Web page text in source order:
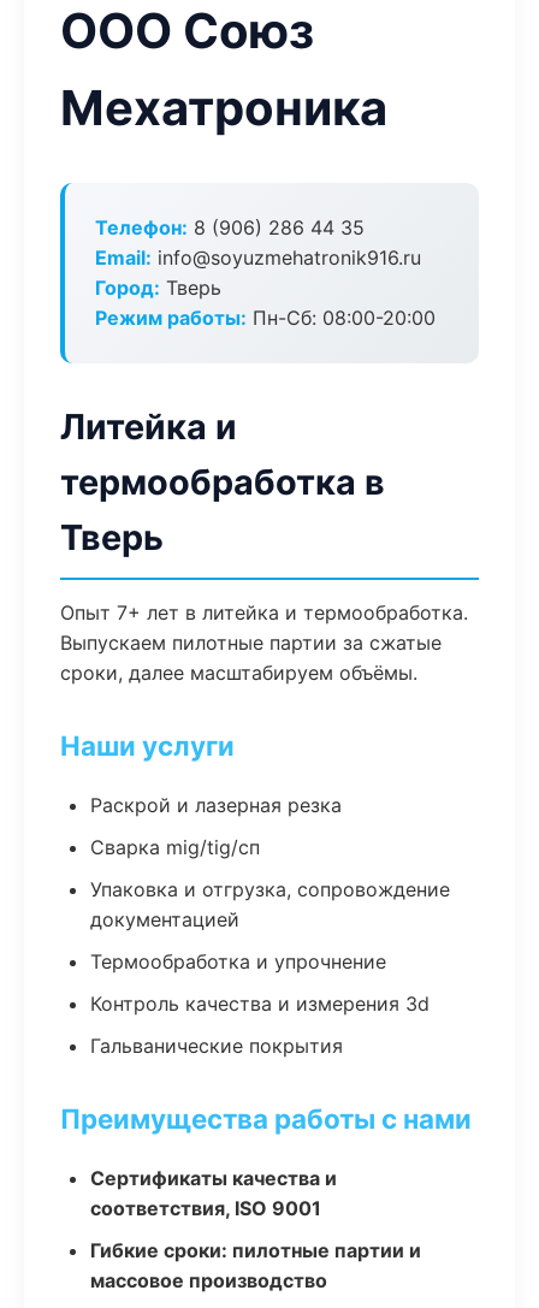
ООО Союз
Мехатроника
Телефон: 8 (906) 286 44 35
Email: info@soyuzmehatronik916.ru
Город: Тверь
Режим работы: Пн-Сб: 08:00-20:00
Литейка и
термообработка в
Тверь
Опыт 7+ лет в литейка и термообработка.
Выпускаем пилотные партии за сжатые
сроки, далее масштабируем объёмы.
Наши услуги
Раскрой и лазерная резка
Сварка mig/tig/сп
Упаковка и отгрузка, сопровождение
документацией
Термообработка и упрочнение
Контроль качества и измерения 3d
Гальванические покрытия
Преимущества работы с нами
Сертификаты качества и
соответствия, ISO 9001
Гибкие сроки: пилотные партии и
массовое производство